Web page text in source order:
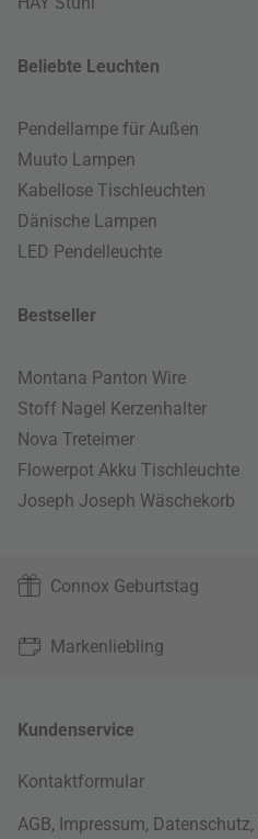
Beliebte Leuchten
Pendellampe für Außen
Muuto Lampen
Kabellose Tischleuchten
Dänische Lampen
LED Pendelleuchte
Bestseller
Montana Panton Wire
Stoff Nagel Kerzenhalter
Nova Treteimer
Flowerpot Akku Tischleuchte
Joseph Joseph Wäschekorb
Connox Geburtstag
Markenliebling
Kundenservice
Kontaktformular
AGB, Impressum, Datenschutz,